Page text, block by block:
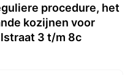
procedure, het
kozijnen voor
3 t/m 8c